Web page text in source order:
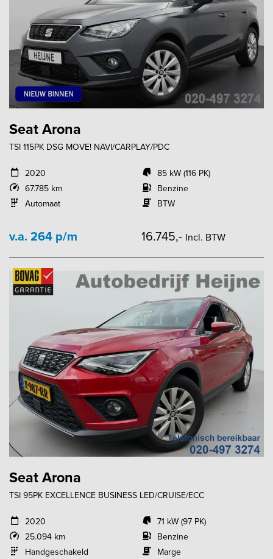
Seat Arona
TSI 115PK DSG MOVE! NAVI/CARPLAY/PDC
2020
67.785 km
Automaat
85 kW (116 PK)
Benzine
BTW
v.a. 264 p/m 16.745,- Incl. BTW
Seat Arona
TSI 95PK EXCELLENCE BUSINESS LED/CRUISE/ECC
2020
25.094 km
Handgeschakeld
71 kW (97 PK)
Benzine
Marge